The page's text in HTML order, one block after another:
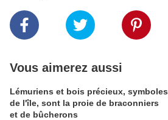
Vous aimerez aussi
Lémuriens et bois précieux, symboles
de l'île, sont la proie de braconniers
et de bûcherons